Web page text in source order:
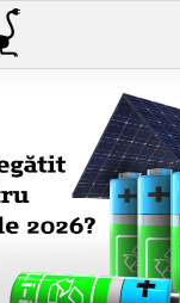
Contul tău, casa ta!
asupra produselor
Intră în cont